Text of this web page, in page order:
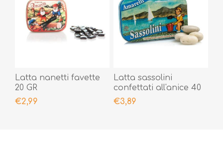
Latta nanetti favette
20 GR
€2,99
Latta sassolini
confettati all'anice 40
GR
€3,89